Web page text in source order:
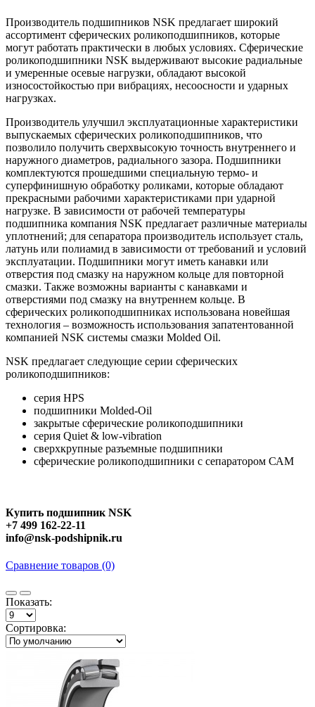
Производитель подшипников NSK предлагает широкий
ассортимент сферических роликоподшипников, которые
могут работать практически в любых условиях. Сферические
роликоподшипники NSK выдерживают высокие радиальные
и умеренные осевые нагрузки, обладают высокой
износостойкостью при вибрациях, несоосности и ударных
нагрузках.
Производитель улучшил эксплуатационные характеристики
выпускаемых сферических роликоподшипников, что
позволило получить сверхвысокую точность внутреннего и
наружного диаметров, радиального зазора. Подшипники
комплектуются прошедшими специальную термо- и
суперфинишную обработку роликами, которые обладают
прекрасными рабочими характеристиками при ударной
нагрузке. В зависимости от рабочей температуры
подшипника компания NSK предлагает различные материалы
уплотнений; для сепаратора производитель использует сталь,
латунь или полиамид в зависимости от требований и условий
эксплуатации. Подшипники могут иметь канавки или
отверстия под смазку на наружном кольце для повторной
смазки. Также возможны варианты с канавками и
отверстиями под смазку на внутреннем кольце. В
сферических роликоподшипниках использована новейшая
технология – возможность использования запатентованной
компанией NSK системы смазки Molded Oil.
NSK предлагает следующие серии сферических
роликоподшипников:
серия HPS
подшипники Molded-Oil
закрытые сферические роликоподшипники
серия Quiet & low-vibration
сверхкрупные разъемные подшипники
сферические роликоподшипники с сепаратором САМ
Купить подшипник NSK
+7 499 162-22-11
info@nsk-podshipnik.ru
Сравнение товаров (0)
Показать:
Сортировка: